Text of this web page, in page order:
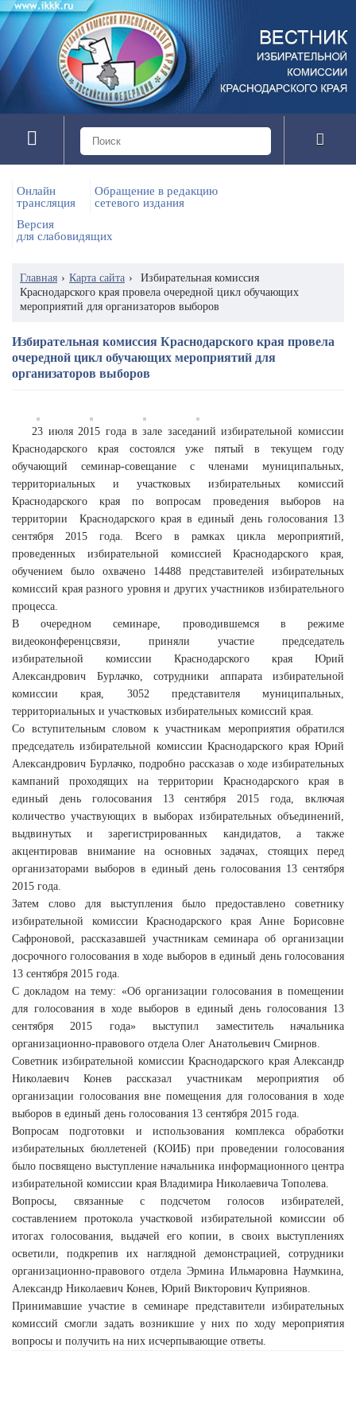
Онлайн
трансляция
Обращение в редакцию
сетевого издания
Версия
для слабовидящих
Главная › Карта сайта ›
Избирательная комиссия
Краснодарского края провела очередной цикл обучающих
мероприятий для организаторов выборов
Избирательная комиссия Краснодарского края провела
очередной цикл обучающих мероприятий для
организаторов выборов
23 июля 2015 года в зале заседаний избирательной комиссии
Краснодарского края состоялся уже пятый в текущем году
обучающий семинар-совещание с членами муниципальных,
территориальных и участковых избирательных комиссий
Краснодарского края по вопросам проведения выборов на
территории Краснодарского края в единый день голосования 13
сентября 2015 года. Всего в рамках цикла мероприятий,
проведенных избирательной комиссией Краснодарского края,
обучением было охвачено 14488 представителей избирательных
комиссий края разного уровня и других участников избирательного
процесса.
В очередном семинаре, проводившемся в режиме
видеоконференцсвязи, приняли участие председатель
избирательной комиссии Краснодарского края Юрий
Александрович Бурлачко, сотрудники аппарата избирательной
комиссии края, 3052 представителя муниципальных,
территориальных и участковых избирательных комиссий края.
Со вступительным словом к участникам мероприятия обратился
председатель избирательной комиссии Краснодарского края Юрий
Александрович Бурлачко, подробно рассказав о ходе избирательных
кампаний проходящих на территории Краснодарского края в
единый день голосования 13 сентября 2015 года, включая
количество участвующих в выборах избирательных объединений,
выдвинутых и зарегистрированных кандидатов, а также
акцентировав внимание на основных задачах, стоящих перед
организаторами выборов в единый день голосования 13 сентября
2015 года.
Затем слово для выступления было предоставлено советнику
избирательной комиссии Краснодарского края Анне Борисовне
Сафроновой, рассказавшей участникам семинара об организации
досрочного голосования в ходе выборов в единый день голосования
13 сентября 2015 года.
С докладом на тему: «Об организации голосования в помещении
для голосования в ходе выборов в единый день голосования 13
сентября 2015 года» выступил заместитель начальника
организационно-правового отдела Олег Анатольевич Смирнов.
Советник избирательной комиссии Краснодарского края Александр
Николаевич Конев рассказал участникам мероприятия об
организации голосования вне помещения для голосования в ходе
выборов в единый день голосования 13 сентября 2015 года.
Вопросам подготовки и использования комплекса обработки
избирательных бюллетеней (КОИБ) при проведении голосования
было посвящено выступление начальника информационного центра
избирательной комиссии края Владимира Николаевича Тополева.
Вопросы, связанные с подсчетом голосов избирателей,
составлением протокола участковой избирательной комиссии об
итогах голосования, выдачей его копии, в своих выступлениях
осветили, подкрепив их наглядной демонстрацией, сотрудники
организационно-правового отдела Эрмина Ильмаровна Наумкина,
Александр Николаевич Конев, Юрий Викторович Куприянов.
Принимавшие участие в семинаре представители избирательных
комиссий смогли задать возникшие у них по ходу мероприятия
вопросы и получить на них исчерпывающие ответы.